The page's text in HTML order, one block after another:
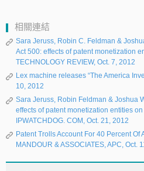
相關連結
Sara Jeruss, Robin C. Feldman &
Act 500: effects of patent monetization
TECHNOLOGY REVIEW, Oct. 7, 2012
Lex machine releases “The America
10, 2012
Sara Jeruss, Robin Feldman & Joshua
effects of patent monetization entities
IPWATCHDOG. COM, Oct. 21, 2012
Patent Trolls Account For 40 Percent Of
MANDOUR & ASSOCIATES, APC, Oct.